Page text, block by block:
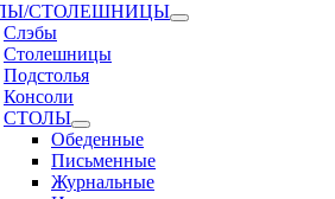
СТОЛЕШНИЦЫ
Слэбы
Столешницы
Подстолья
Консоли
СТОЛЫ
Обеденные
Письменные
Журнальные